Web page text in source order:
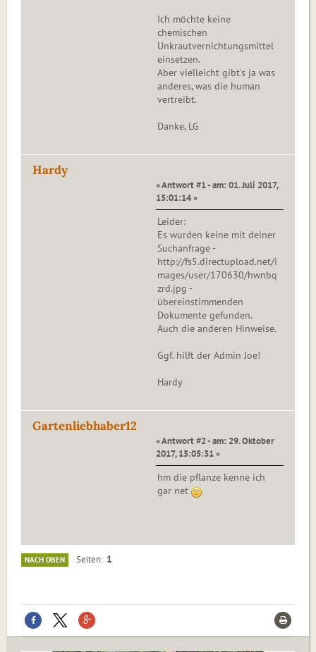
Ich möchte keine
chemischen
Unkrautvernichtungsmittel
einsetzen.
Aber vielleicht gibt's ja was
anderes, was die human
vertreibt.
Danke, LG
Hardy
« Antwort #1 - am: 01. Juli 2017,
15:01:14 »
Leider:
Es wurden keine mit deiner
Suchanfrage -
http://fs5.directupload.net/i
mages/user/170630/hwnbq
zrd.jpg -
übereinstimmenden
Dokumente gefunden.
Auch die anderen Hinweise.
Ggf. hilft der Admin Joe!
Hardy
Gartenliebhaber12
« Antwort #2 - am: 29. Oktober
2017, 15:05:31 »
hm die pflanze kenne ich
gar net
NACH OBEN Seiten 1